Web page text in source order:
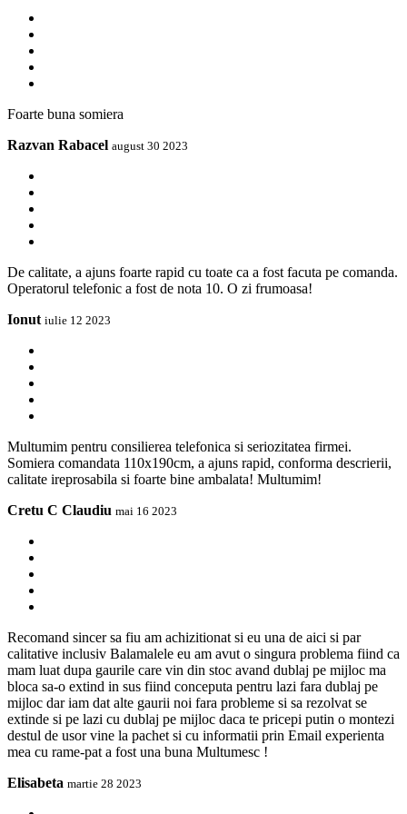
Foarte buna somiera
Razvan Rabacel august 30 2023
De calitate, a ajuns foarte rapid cu toate ca a fost facuta pe comanda.
Operatorul telefonic a fost de nota 10. O zi frumoasa!
Ionut iulie 12 2023
Multumim pentru consilierea telefonica si seriozitatea firmei.
Somiera comandata 110x190cm, a ajuns rapid, conforma descrierii,
calitate ireprosabila si foarte bine ambalata! Multumim!
Cretu C Claudiu mai 16 2023
Recomand sincer sa fiu am achizitionat si eu una de aici si par
calitative inclusiv Balamalele eu am avut o singura problema fiind ca
mam luat dupa gaurile care vin din stoc avand dublaj pe mijloc ma
bloca sa-o extind in sus fiind conceputa pentru lazi fara dublaj pe
mijloc dar iam dat alte gaurii noi fara probleme si sa rezolvat se
extinde si pe lazi cu dublaj pe mijloc daca te pricepi putin o montezi
destul de usor vine la pachet si cu informatii prin Email experienta
mea cu rame-pat a fost una buna Multumesc !
Elisabeta martie 28 2023